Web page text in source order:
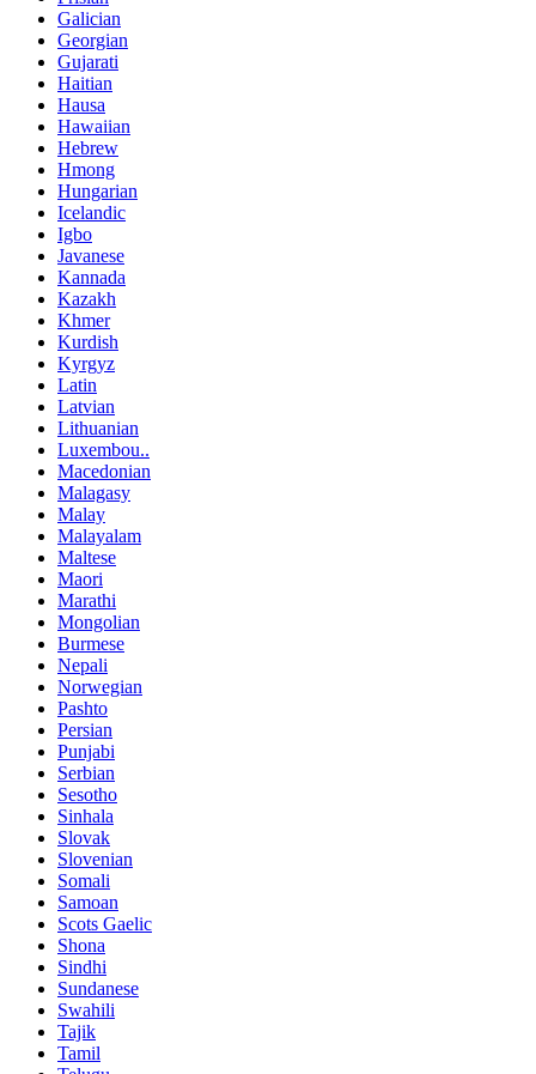
Galician
Georgian
Gujarati
Haitian
Hausa
Hawaiian
Hebrew
Hmong
Hungarian
Icelandic
Igbo
Javanese
Kannada
Kazakh
Khmer
Kurdish
Kyrgyz
Latin
Latvian
Lithuanian
Luxembou..
Macedonian
Malagasy
Malay
Malayalam
Maltese
Maori
Marathi
Mongolian
Burmese
Nepali
Norwegian
Pashto
Persian
Punjabi
Serbian
Sesotho
Sinhala
Slovak
Slovenian
Somali
Samoan
Scots Gaelic
Shona
Sindhi
Sundanese
Swahili
Tajik
Tamil